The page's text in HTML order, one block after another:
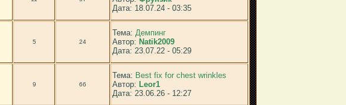
Дата: 18.07.24 - 03:35
5 24
Тема: Демпинг
Автор: Natik2009
Дата: 23.07.22 - 05:29
9 66
Тема: Best fix for chest wrinkles
Автор: Leor1
Дата: 23.06.26 - 12:27